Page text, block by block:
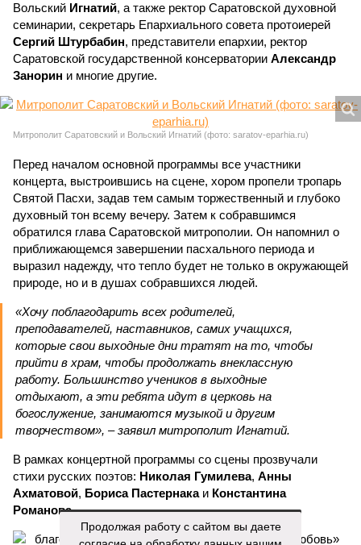
Вольский Игнатий, а также ректор Саратовской духовной
семинарии, секретарь Епархиального совета протоиерей
Сергий Штурбабин, представители епархии, ректор
Саратовской государственной консерватории Александр
Занорин и многие другие.
Митрополит Саратовский и Вольский Игнатий (фото: saratov-eparhia.ru)
Перед началом основной программы все участники
концерта, выстроившись на сцене, хором пропели тропарь
Святой Пасхи, задав тем самым торжественный и глубоко
духовный тон всему вечеру. Затем к собравшимся
обратился глава Саратовской митрополии. Он напомнил о
приближающемся завершении пасхального периода и
выразил надежду, что тепло будет не только в окружающей
природе, но и в душах собравшихся людей.
«Хочу поблагодарить всех родителей,
преподавателей, наставников, самих учащихся,
которые свои выходные дни тратят на то, чтобы
прийти в храм, чтобы продолжать внеклассную
работу. Большинство учеников в выходные
отдыхают, а эти ребята идут в церковь на
богослужение, занимаются музыкой и другим
творчеством», – заявил митрополит Игнатий.
В рамках концертной программы со сцены прозвучали
стихи русских поэтов: Николая Гумилева, Анны
Ахматовой, Бориса Пастернакаи Константина
Романова.
Продолжая работу с сайтом вы даете